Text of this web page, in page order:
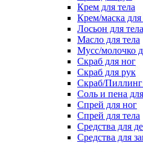
Крем для тела
Крем/маска для
Лосьон для тела
Масло для тела
Мусс/молочко
Скраб для ног
Скраб для рук
Скраб/Пиллинг
Соль и пена
Спрей для ног
Спрей для тела
Средства для
Средства для